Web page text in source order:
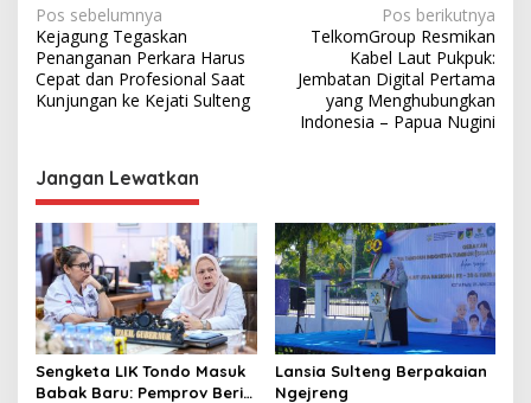
N
a
v
i
a
s
i
p
o
s
Pos sebelumnya
Kejagung Tegaskan
Penanganan Perkara Harus
Cepat dan Profesional Saat
Kunjungan ke Kejati Sulteng
Pos berikutnya
TelkomGroup Resmikan
Kabel Laut Pukpuk:
Jembatan Digital Pertama
yang Menghubungkan
Indonesia – Papua Nugini
Jangan Lewatkan
Sengketa LIK Tondo Masuk
Babak Baru: Pemprov Beri
Lansia Sulteng Berpakaian
Ngejreng